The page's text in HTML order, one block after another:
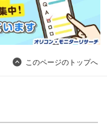
このページのトップへ